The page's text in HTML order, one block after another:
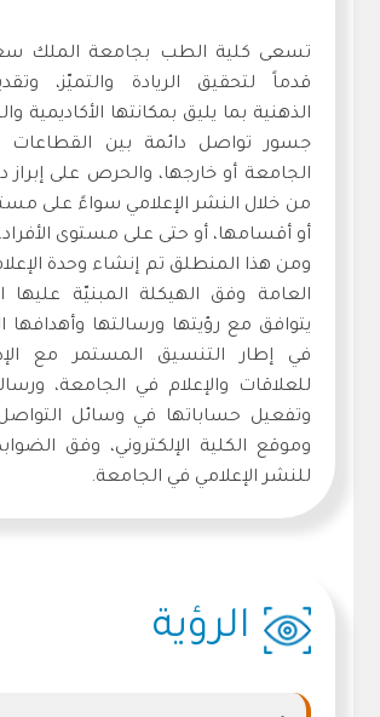
تسعى كلية الطب بجامعة الملك
قدماً لتحقيق الريادة والتميّز،
الذهنية بما يليق بمكانتها الأكاديمية
جسور تواصل دائمة بين القطاعات
الجامعة أو خارجها، والحرص على إبراز
من خلال النشر الإعلامي سواءً على
أو أقسامها، أو حتى على مستوى
ومن هذا المنطلق تم إنشاء وحدة
العامة وفق الهيكلة المبنيّة عليها
يتوافق مع رؤيتها ورسالتها وأهدافها
في إطار التنسيق المستمر مع
للعلاقات والإعلام في الجامعة،
وتفعيل حساباتها في وسائل التواصل
وموقع الكلية الإلكتروني، وفق
للنشر الإعلامي في الجامعة.
الرؤية